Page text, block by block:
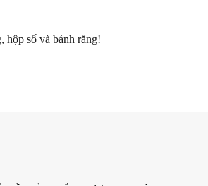
hộp số và bánh răng!